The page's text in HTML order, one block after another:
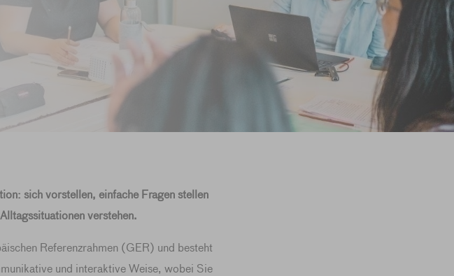
sich vorstellen, einfache Fragen stellen
verstehen.
Referenzrahmen (GER) und besteht
und interaktive Weise, wobei Sie